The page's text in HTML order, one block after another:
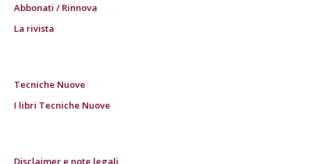
Abbonati / Rinnova
La rivista
Tecniche Nuove
I libri Tecniche Nuove
Disclaimer e note legali